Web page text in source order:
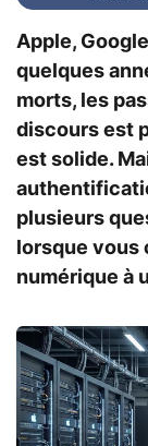
Apple,
quelques
morts, les
discours est
est solide.
plusieurs
lorsque
numérique à